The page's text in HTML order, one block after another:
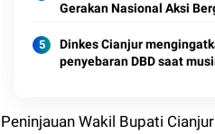
Gerakan Nasional Aksi
Dinkes Cianjur
penyebaran DBD saat
Peninjauan Wakil Bupati